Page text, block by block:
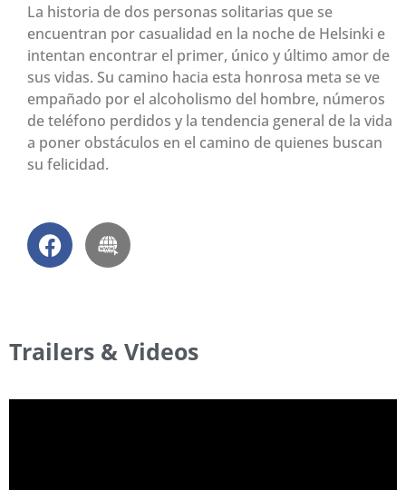
La historia de dos personas solitarias que se
encuentran por casualidad en la noche de Helsinki e
intentan encontrar el primer, único y último amor de
sus vidas. Su camino hacia esta honrosa meta se ve
empañado por el alcoholismo del hombre, números
de teléfono perdidos y la tendencia general de la vida
a poner obstáculos en el camino de quienes buscan
su felicidad.
Trailers & Videos